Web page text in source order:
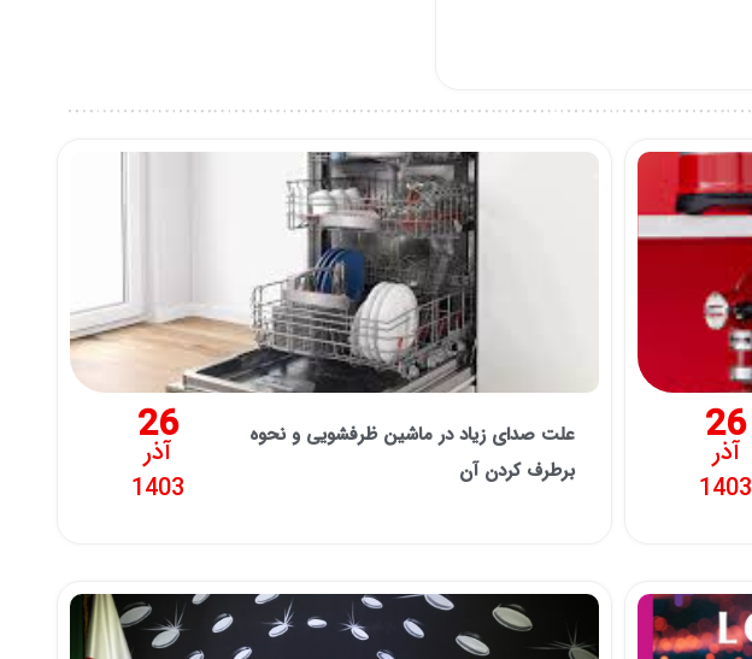
26
آذر
1403
علت صدای زیاد در ماشین ظرفشویی و نحوه
برطرف کردن آن
26
آذر
1403